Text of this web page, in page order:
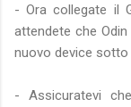
- Ora collegate il
attendete che
nuovo device sotto
- Assicuratevi